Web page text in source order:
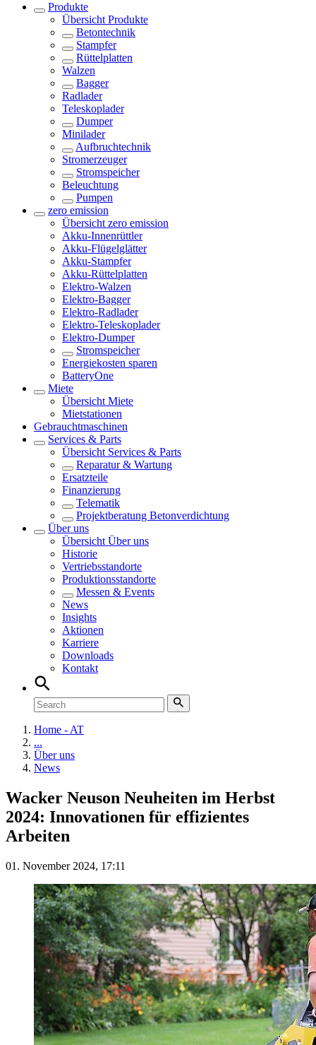
Produkte
Übersicht Produkte
Betontechnik
Stampfer
Rüttelplatten
Walzen
Bagger
Radlader
Teleskoplader
Dumper
Minilader
Aufbruchtechnik
Stromerzeuger
Stromspeicher
Beleuchtung
Pumpen
zero emission
Übersicht zero emission
Akku-Innenrüttler
Akku-Flügelglätter
Akku-Stampfer
Akku-Rüttelplatten
Elektro-Walzen
Elektro-Bagger
Elektro-Radlader
Elektro-Teleskoplader
Elektro-Dumper
Stromspeicher
Energiekosten sparen
BatteryOne
Miete
Übersicht Miete
Mietstationen
Gebrauchtmaschinen
Services & Parts
Übersicht Services & Parts
Reparatur & Wartung
Ersatzteile
Finanzierung
Telematik
Projektberatung Betonverdichtung
Über uns
Übersicht Über uns
Historie
Vertriebsstandorte
Produktionsstandorte
Messen & Events
News
Insights
Aktionen
Karriere
Downloads
Kontakt
Home - AT
...
Über uns
News
Wacker Neuson Neuheiten im Herbst
2024: Innovationen für effizientes
Arbeiten
01. November 2024, 17:11